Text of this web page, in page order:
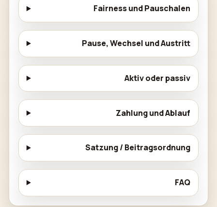
Fairness und Pauschalen
Pause, Wechsel und Austritt
Aktiv oder passiv
Zahlung und Ablauf
Satzung / Beitragsordnung
FAQ